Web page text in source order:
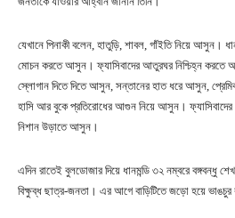
যেখানে পিনাকী বলেন, হাতুড়ি, শাবল, গাঁইতি নিয়ে আসুন।
মোচন করতে আসুন। ফ্যাসিবাদের আতুরঘর নিশ্চিহ্ন
স্লোগান দিতে দিতে আসুন, সন্তানের হাত ধরে আসুন,
হাসি আর বুকে প্রতিরোধের আগুন নিয়ে আসুন।
নিশান উড়াতে আসুন।
এদিন রাতেই বুলডোজার দিয়ে ধানমন্ডি ৩২ নম্বরে বঙ্গবন্ধু
বিক্ষুব্ধ ছাত্র-জনতা। এর আগে বাড়িটিতে জড়ো হয়ে